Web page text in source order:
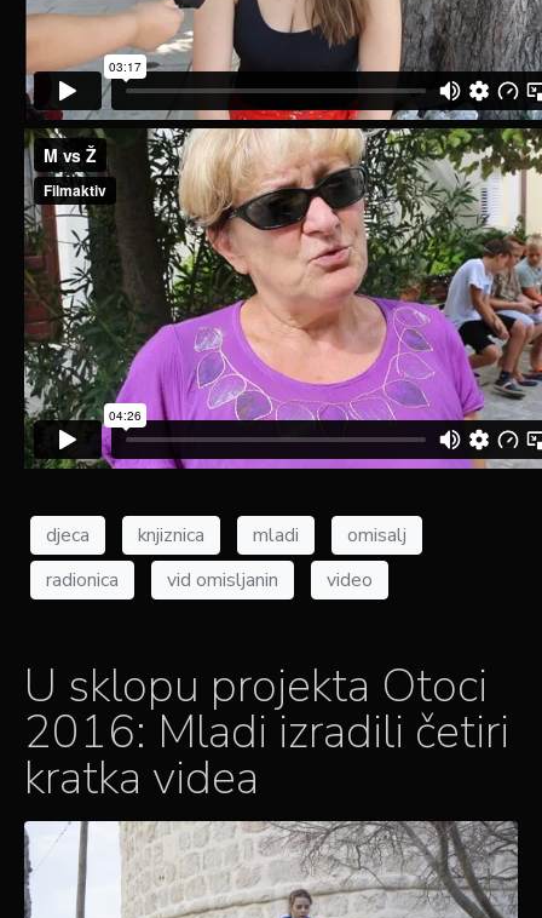
djeca knjiznica mladi
omisalj
radionica
vid omisljanin video
U sklopu projekta Otoci
2016: Mladi izradili četiri
kratka videa